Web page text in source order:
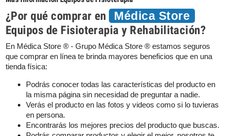
¿Por qué comprar en Médica Store
Equipos de Fisioterapia y Rehabilitación?
En Médica Store ® - Grupo Médica Store ® estamos seguros
que comprar en línea te brinda mayores beneficios que en una
tienda física:
Podrás conocer todas las características del producto en
la misma página sin necesidad de preguntar a nadie.
Verás el producto en las fotos y videos como si lo tuvieras
en persona.
Encontrarás los mejores precios del producto que buscas.